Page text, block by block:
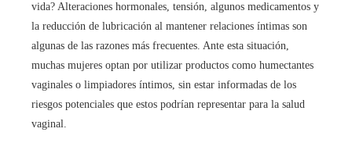
vida? Alteraciones hormonales, tensión, algunos medicamentos y
la reducción de lubricación al mantener relaciones íntimas son
algunas de las razones más frecuentes. Ante esta situación,
muchas mujeres optan por utilizar productos como humectantes
vaginales o limpiadores íntimos, sin estar informadas de los
riesgos potenciales que estos podrían representar para la salud
vaginal.